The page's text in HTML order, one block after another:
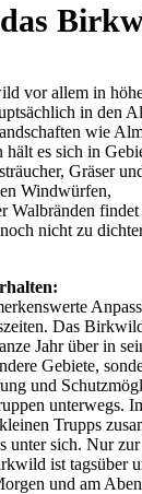
vor allem in
in den
wie
es sich in
Gräser
Windwürfen,
Walbränden
nicht zu
Das
Jahr über in
Gebiete,
und
unterwegs.
Trupps
unter sich. Nur
ist tagsüber
und am